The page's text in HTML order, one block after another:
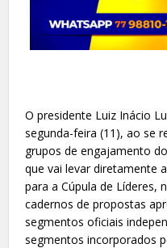
O presidente Luiz Inácio
segunda-feira (11), ao se
grupos de engajamento
que vai levar diretamente
para a Cúpula de Líderes,
cadernos de propostas
segmentos oficiais
segmentos incorporados